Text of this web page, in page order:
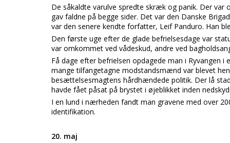
De såkaldte varulve spredte skræk og panik. Der
gav faldne på begge sider. Det var den Danske
var den senere kendte forfatter, Leif Panduro. Han
Den første uge efter de glade befrielsesdage var
var omkommet ved vådeskud, andre ved
Få dage efter befrielsen opdagede man i Ryvangen
mange tilfangetagne modstandsmænd var blevet
besættelsesmagtens hårdhændede politik. Der lå
havde fået påsat på brystet i øjeblikket inden
I en lund i nærheden fandt man gravene med over
identifikation.
20. maj